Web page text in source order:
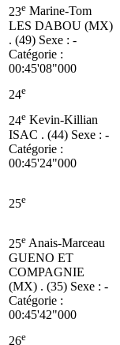
23e Marine-Tom
LES DABOU (MX)
. (49) Sexe : -
Catégorie :
00:45'08"000
24e
24e Kevin-Killian
ISAC . (44) Sexe : -
Catégorie :
00:45'24"000
25e
25e Anais-Marceau
GUENO ET
COMPAGNIE
(MX) . (35) Sexe : -
Catégorie :
00:45'42"000
26e